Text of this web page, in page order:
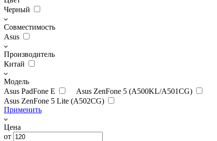
Черный
Совместимость
Asus
Производитель
Китай
Модель
Asus PadFone E
Asus ZenFone 5 (A500KL/A501CG)
Asus ZenFone 5 Lite (A502CG)
Применить
Цена
от